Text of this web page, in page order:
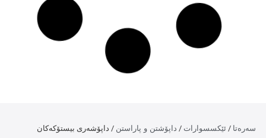
ئێکسسوارات/داپۆشتن و پاراستن / داپۆشەری بیستۆکەکان